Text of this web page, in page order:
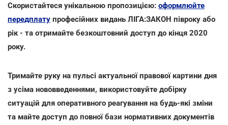
Скористайтеся унікальною пропозицією: оформлюйте
передплату професійних видань ЛІГА:ЗАКОН півроку або
рік - та отримайте безкоштовний доступ до кінця 2020
року.
Тримайте руку на пульсі актуальної правової картини дня
з усіма нововведеннями, використовуйте добірку
ситуацій для оперативного реагування на будь-які зміни
та майте доступ до повної бази нормативних документів